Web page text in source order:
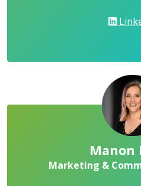
Manon
Marketing &